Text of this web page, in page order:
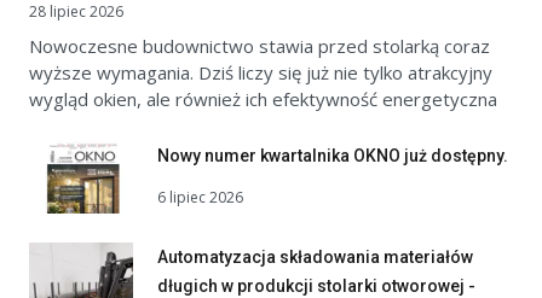
28 lipiec 2026
Nowoczesne budownictwo stawia przed stolarką coraz
wyższe wymagania. Dziś liczy się już nie tylko atrakcyjny
wygląd okien, ale również ich efektywność energetyczna
Nowy numer kwartalnika OKNO już dostępny.
6 lipiec 2026
Automatyzacja składowania materiałów
długich w produkcji stolarki otworowej -